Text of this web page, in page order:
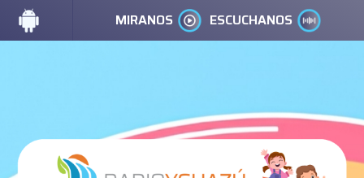
MIRANOS ESCUCHANOS